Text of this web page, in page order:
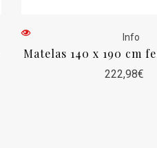
Info
Matelas 140 x 190 cm
222,98€